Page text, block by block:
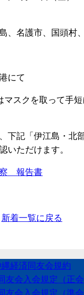
、名護市、国頭村
にて
マスクを取って手短
下記「伊江島・北
いただけます。
察 報告書
新着一覧に戻る
経済同友会規約
友会入会規定（正会